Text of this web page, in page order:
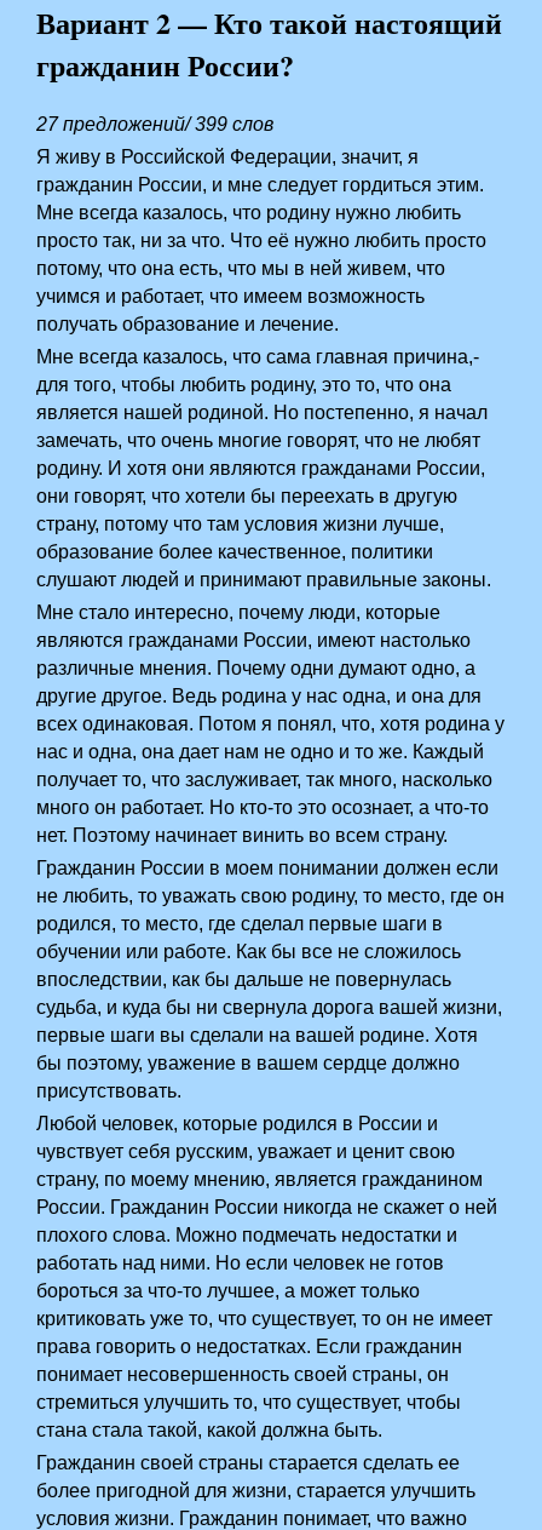
Вариант 2 — Кто такой настоящий
гражданин России?
27 предложений/ 399 слов
Я живу в Российской Федерации, значит, я
гражданин России, и мне следует гордиться этим.
Мне всегда казалось, что родину нужно любить
просто так, ни за что. Что её нужно любить просто
потому, что она есть, что мы в ней живем, что
учимся и работает, что имеем возможность
получать образование и лечение.
Мне всегда казалось, что сама главная причина,­
для того, чтобы любить родину, это то, что она
является нашей родиной. Но постепенно, я начал
замечать, что очень многие говорят, что не любят
родину. И хотя они являются гражданами России,
они говорят, что хотели бы переехать в другую
страну, потому что там условия жизни лучше,
образование более качественное, политики
слушают людей и­ принимают правильные законы.
­Мне стало интересно, почему люди, которые
являются гражданами России, имеют настолько
различные мнения. Почему одни думают одно, а
другие другое. Ведь родина у нас одна, и она для
всех одинаковая. Потом­ я понял, что, хотя родина у
нас и одна, она дает нам не одно и то же. Каждый
получает то, что заслуживает, так много, насколько
много он работает. Но кто-то это осознает,­ а что-то
нет. Поэтому начинает винить во всем страну.
Гражданин России в моем понимании­ должен если
не любить, то уважать свою родину, то место, где он
родился, то место, где сделал первые шаги в
обучении или работе. Как бы все не сложилось
впоследствии, как бы дальше не повернулась
судьба, и­ куда бы ни свернула дорога вашей жизни,
первые шаги вы сделали на вашей родине. Хотя
бы поэтому, уважение в вашем сердце должно
присутствовать.
Любой человек, которые родился в России и
чувствует себя русским, уважает и ценит свою
страну, по моему мнению, является гражданином
России. Гражданин России никогда не скажет о ней
плохого слова. Можно подмечать недостатки и
работать над ними. Но если человек не готов
бороться за что-то лучшее, а может только
критиковать уже то, что существует, то он не имеет
права говорить о недостатках. Если гражданин
понимает несовершенность своей страны, он
стремиться улучшить то, что существует, чтобы
стана стала такой, какой должна­ быть.
Гражданин своей страны старается сделать ее
более пригодной для жизни, старается улучшить
условия жизни. Гражданин понимает,­ что важно